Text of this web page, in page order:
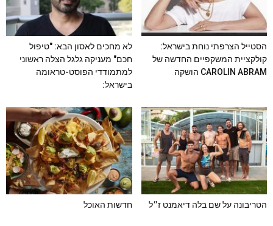
הסטייל הצרפתי נוחת בישראל:
קולקציית המשקפיים החדשה של
CAROLIN ABRAM הושקה
לא מחכים לאסון הבא: "טיפול
חכם" מעניקה גלגל הצלה ראשוני
למתמודדי הפוסט-טראומה
בישראל:
הטריבונה על שם בלה דיאמנט ז״ל חדשות האוכל